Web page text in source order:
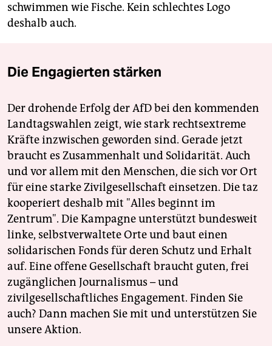
schwimmen wie Fische. Kein schlechtes Logo
deshalb auch.
Die Engagierten stärken
Der drohende Erfolg der AfD bei den kommenden
Landtagswahlen zeigt, wie stark rechtsextreme
Kräfte inzwischen geworden sind. Gerade jetzt
braucht es Zusammenhalt und Solidarität. Auch
und vor allem mit den Menschen, die sich vor Ort
für eine starke Zivilgesellschaft einsetzen. Die taz
kooperiert deshalb mit "Alles beginnt im
Zentrum". Die Kampagne unterstützt bundesweit
linke, selbstverwaltete Orte und baut einen
solidarischen Fonds für deren Schutz und Erhalt
auf. Eine offene Gesellschaft braucht guten, frei
zugänglichen Journalismus – und
zivilgesellschaftliches Engagement. Finden Sie
auch? Dann machen Sie mit und unterstützen Sie
unsere Aktion.